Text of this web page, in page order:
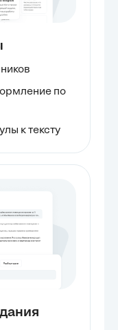
по
к тексту